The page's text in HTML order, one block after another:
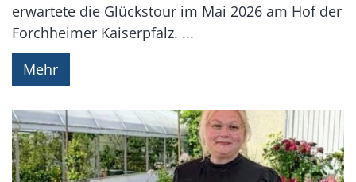
erwartete die Glückstour im Mai 2026 am Hof der
Forchheimer Kaiserpfalz. ...
Mehr